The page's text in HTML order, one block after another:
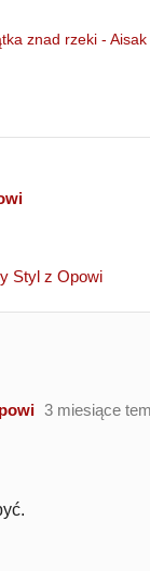
znad rzeki - Aisak
Styl z Opowi
3 miesiące